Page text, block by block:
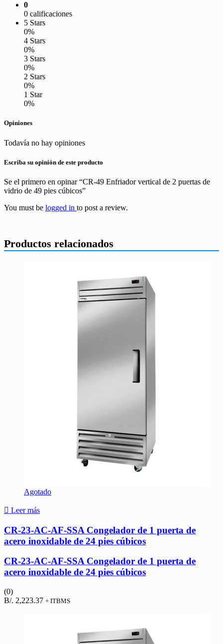
0
0 calificaciones
5 Stars
0%
4 Stars
0%
3 Stars
0%
2 Stars
0%
1 Star
0%
Opiniones
Todavía no hay opiniones
Escriba su opinión de este producto
Se el primero en opinar “CR-49 Enfriador vertical de 2 puertas de
vidrio de 49 pies cúbicos”
You must be logged in to post a review.
Productos relacionados
Agotado
Leer más
CR-23-AC-AF-SSA Congelador de 1 puerta de
acero inoxidable de 24 pies cúbicos
CR-23-AC-AF-SSA Congelador de 1 puerta de
acero inoxidable de 24 pies cúbicos
(0)
B/. 2,223.37 + ITBMS